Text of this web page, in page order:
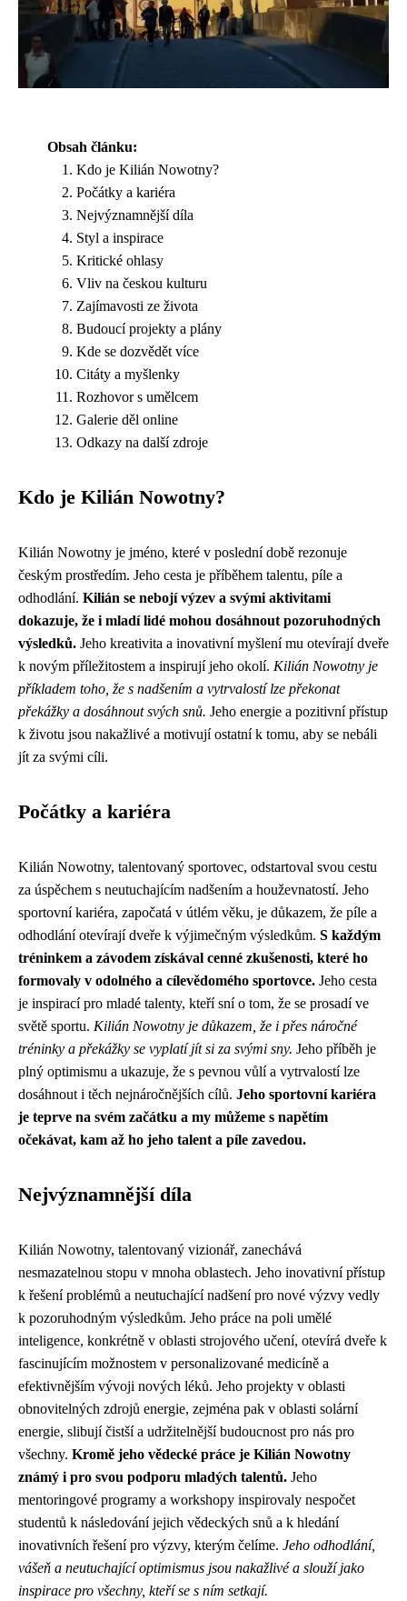
Obsah článku:
Kdo je Kilián Nowotny?
Počátky a kariéra
Nejvýznamnější díla
Styl a inspirace
Kritické ohlasy
Vliv na českou kulturu
Zajímavosti ze života
Budoucí projekty a plány
Kde se dozvědět více
Citáty a myšlenky
Rozhovor s umělcem
Galerie děl online
Odkazy na další zdroje
Kdo je Kilián Nowotny?
Kilián Nowotny je jméno, které v poslední době rezonuje
českým prostředím. Jeho cesta je příběhem talentu, píle a
odhodlání. Kilián se nebojí výzev a svými aktivitami
dokazuje, že i mladí lidé mohou dosáhnout pozoruhodných
výsledků. Jeho kreativita a inovativní myšlení mu otevírají dveře
k novým příležitostem a inspirují jeho okolí. Kilián Nowotny je
příkladem toho, že s nadšením a vytrvalostí lze překonat
překážky a dosáhnout svých snů. Jeho energie a pozitivní přístup
k životu jsou nakažlivé a motivují ostatní k tomu, aby se nebáli
jít za svými cíli.
Počátky a kariéra
Kilián Nowotny, talentovaný sportovec, odstartoval svou cestu
za úspěchem s neutuchajícím nadšením a houževnatostí. Jeho
sportovní kariéra, započatá v útlém věku, je důkazem, že píle a
odhodlání otevírají dveře k výjimečným výsledkům. S každým
tréninkem a závodem získával cenné zkušenosti, které ho
formovaly v odolného a cílevědomého sportovce. Jeho cesta
je inspirací pro mladé talenty, kteří sní o tom, že se prosadí ve
světě sportu. Kilián Nowotny je důkazem, že i přes náročné
tréninky a překážky se vyplatí jít si za svými sny. Jeho příběh je
plný optimismu a ukazuje, že s pevnou vůlí a vytrvalostí lze
dosáhnout i těch nejnáročnějších cílů. Jeho sportovní kariéra
je teprve na svém začátku a my můžeme s napětím
očekávat, kam až ho jeho talent a píle zavedou.
Nejvýznamnější díla
Kilián Nowotny, talentovaný vizionář, zanechává
nesmazatelnou stopu v mnoha oblastech. Jeho inovativní přístup
k řešení problémů a neutuchající nadšení pro nové výzvy vedly
k pozoruhodným výsledkům. Jeho práce na poli umělé
inteligence, konkrétně v oblasti strojového učení, otevírá dveře k
fascinujícím možnostem v personalizované medicíně a
efektivnějším vývoji nových léků. Jeho projekty v oblasti
obnovitelných zdrojů energie, zejména pak v oblasti solární
energie, slibují čistší a udržitelnější budoucnost pro nás pro
všechny. Kromě jeho vědecké práce je Kilián Nowotny
známý i pro svou podporu mladých talentů. Jeho
mentoringové programy a workshopy inspirovaly nespočet
studentů k následování jejich vědeckých snů a k hledání
inovativních řešení pro výzvy, kterým čelíme. Jeho odhodlání,
vášeň a neutuchající optimismus jsou nakažlivé a slouží jako
inspirace pro všechny, kteří se s ním setkají.